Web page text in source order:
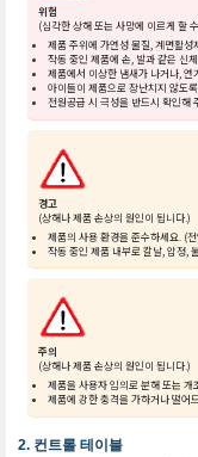
위험
(심각한 상해 또는 사망에 이르게 할
제품 주위에 가연성 물질, 계면활성
작동 중인 제품에 손, 발과 같은 신
제품에서 이상한 냄새가 나거나, 연
아이들이 제품으로 장난치지 않도록
전원공급 시 극성을 반드시 확인해
경고
(상해나 제품 손상의 원인이 됩니다.)
제품의 사용 환경을 준수하세요. (
작동 중인 제품 내부로 칼날, 압정,
주의
(상해나 제품 손상의 원인이 됩니다.)
제품을 사용자 임의로 분해 또는 개
제품에 강한 충격을 가하거나 떨어
컨트롤 테이블